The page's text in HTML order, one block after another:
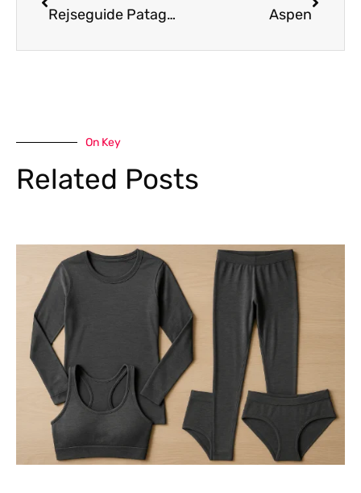
Rejseguide Patagonia Aspen
On Key
Related Posts